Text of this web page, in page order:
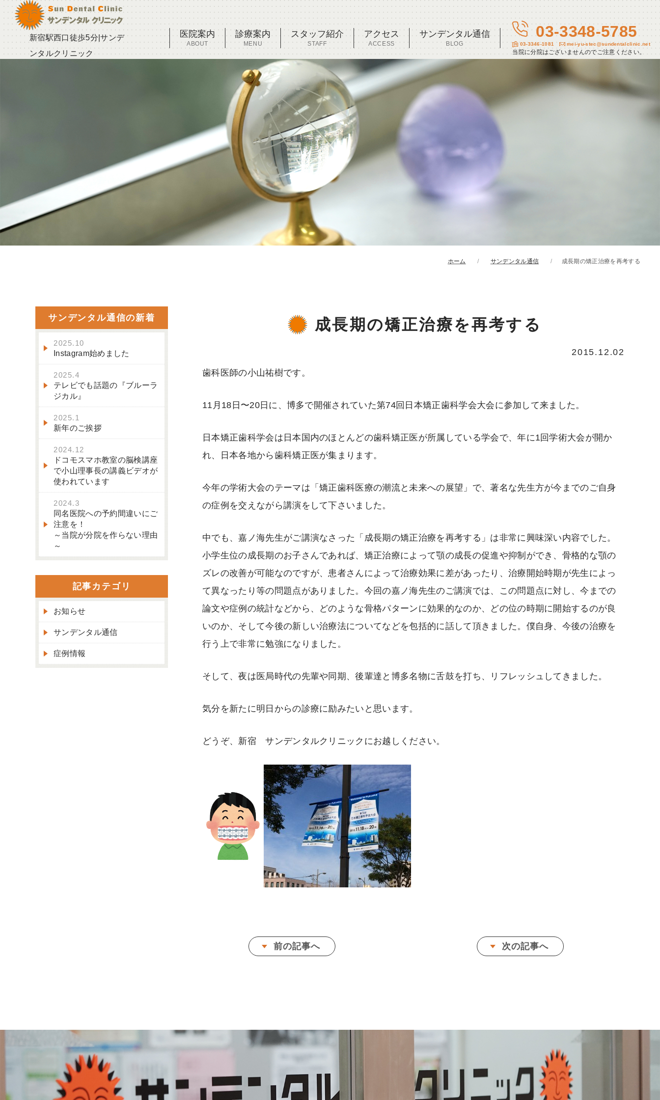
新宿駅西口徒歩5分|サンデ
ンタルクリニック
医院案内
ABOUT
診療案内
MENU
スタッフ紹介
STAFF
アクセス
ACCESS
サンデンタル通信
BLOG
03-3348-5785
03-3346-1081 mei-yu-stec@sundentalclinic.net
当院に分院はございませんのでご注意ください。
ホーム サンデンタル通信 成長期の矯正治療を再考する
成長期の矯正治療を再考する
2015.12.02
歯科医師の小山祐樹です。
11月18日〜20日に、博多で開催されていた第74回日本矯正歯科学会大会に参加して来ました。
日本矯正歯科学会は日本国内のほとんどの歯科矯正医が所属している学会で、年に1回学術大会が開か
れ、日本各地から歯科矯正医が集まります。
今年の学術大会のテーマは「矯正歯科医療の潮流と未来への展望」で、著名な先生方が今までのご自身
の症例を交えながら講演をして下さいました。
中でも、嘉ノ海先生がご講演なさった「成長期の矯正治療を再考する」は非常に興味深い内容でした。
小学生位の成長期のお子さんであれば、矯正治療によって顎の成長の促進や抑制ができ、骨格的な顎の
ズレの改善が可能なのですが、患者さんによって治療効果に差があったり、治療開始時期が先生によっ
て異なったり等の問題点がありました。今回の嘉ノ海先生のご講演では、この問題点に対し、今までの
論文や症例の統計などから、どのような骨格パターンに効果的なのか、どの位の時期に開始するのが良
いのか、そして今後の新しい治療法についてなどを包括的に話して頂きました。僕自身、今後の治療を
行う上で非常に勉強になりました。
そして、夜は医局時代の先輩や同期、後輩達と博多名物に舌鼓を打ち、リフレッシュしてきました。
気分を新たに明日からの診療に励みたいと思います。
どうぞ、新宿 サンデンタルクリニックにお越しください。
前の記事へ 次の記事へ
サンデンタル通信の新着
2025.10
Instagram始めました
2025.4
テレビでも話題の『ブルーラ
ジカル』
2025.1
新年のご挨拶
2024.12
ドコモスマホ教室の脳検講座
で小山理事長の講義ビデオが
使われています
2024.3
同名医院への予約間違いにご
注意を！
～当院が分院を作らない理由
～
記事カテゴリ
お知らせ
サンデンタル通信
症例情報